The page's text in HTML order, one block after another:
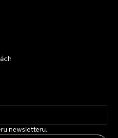
newsletteru.